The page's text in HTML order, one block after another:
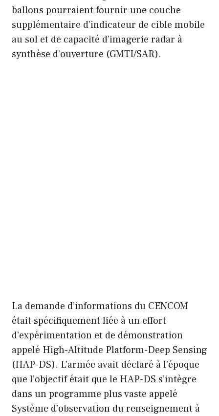
ballons pourraient fournir une couche
supplémentaire d’indicateur de cible mobile
au sol et de capacité d’imagerie radar à
synthèse d’ouverture (GMTI/SAR).
La demande d’informations du CENCOM
était spécifiquement liée à un effort
d’expérimentation et de démonstration
appelé High-Altitude Platform-Deep Sensing
(HAP-DS). L’armée avait déclaré à l’époque
que l’objectif était que le HAP-DS s’intègre
dans un programme plus vaste appelé
Système d’observation du renseignement à